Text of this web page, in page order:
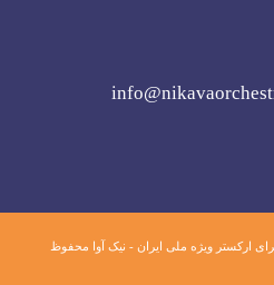
ارکستر ویژه ملی ایران - نیک آوا محفوظ